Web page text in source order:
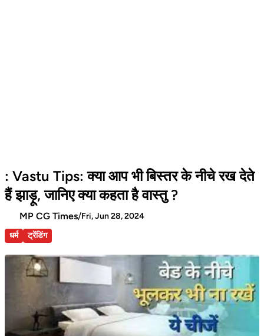
: Vastu Tips: क्या आप भी बिस्तर के नीचे रख देते
हैं झाड़ू, जानिए क्या कहता है वास्तु ?
MP CG Times/Fri, Jun 28, 2024
धर्म
ट्रेंडिंग